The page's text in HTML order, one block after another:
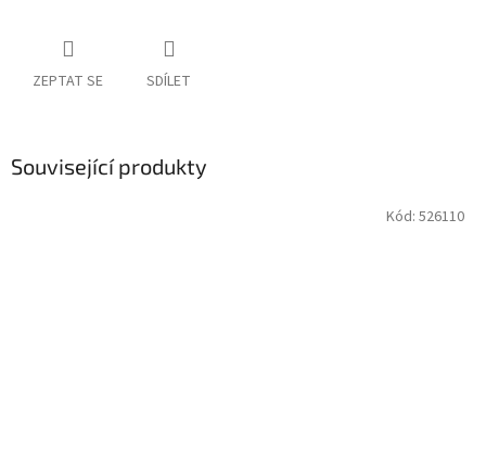
ZEPTAT SE SDÍLET
Související produkty
Kód: 526110